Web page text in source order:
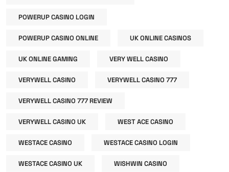
POWERUP CASINO LOGIN
POWERUP CASINO ONLINE UK ONLINE CASINOS
UK ONLINE GAMING VERY WELL CASINO
VERYWELL CASINO VERYWELL CASINO 777
VERYWELL CASINO 777 REVIEW
VERYWELL CASINO UK WEST ACE CASINO
WESTACE CASINO WESTACE CASINO LOGIN
WESTACE CASINO UK WISHWIN CASINO